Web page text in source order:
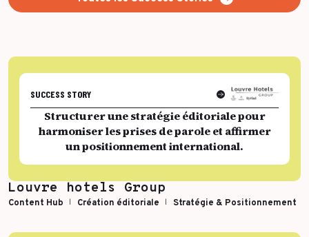
SUCCESS STORY
Structurer une stratégie éditoriale pour
harmoniser les prises de parole et affirmer
un positionnement international.
Louvre hotels Group
Content Hub Création éditoriale Stratégie & Positionnement